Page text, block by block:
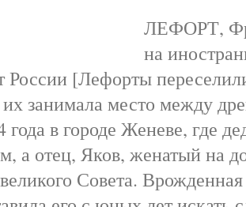
ЛЕФОРТ,
на
России [Лефорты
занимала место между
года в городе Женеве, где
а отец, Яков, женатый на
Совета.